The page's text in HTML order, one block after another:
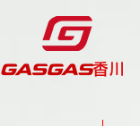
​香川